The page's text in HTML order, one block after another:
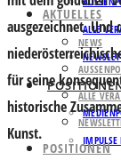
ALLE
AKTUELLES
NEWS
ALLE
POSITIONEN
ausgezeichnet. Und
für seine
historische
Kunst.